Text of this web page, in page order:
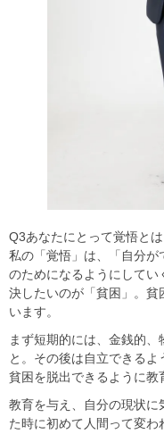
Q3あなたにとって覚悟とは
私の「覚悟」は、「自分が
のためになるようにして
決したいのが「貧困」。貧
います。
まず短期的には、金銭的
と。その後は自立できる
貧困を脱出できるように教
教育を与え、自分の現状に
た時に初めて人間って変